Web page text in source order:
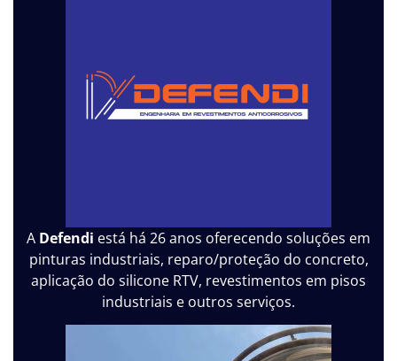
A Defendi está há 26 anos oferecendo soluções em
pinturas industriais, reparo/proteção do concreto,
aplicação do silicone RTV, revestimentos em pisos
industriais e outros serviços.